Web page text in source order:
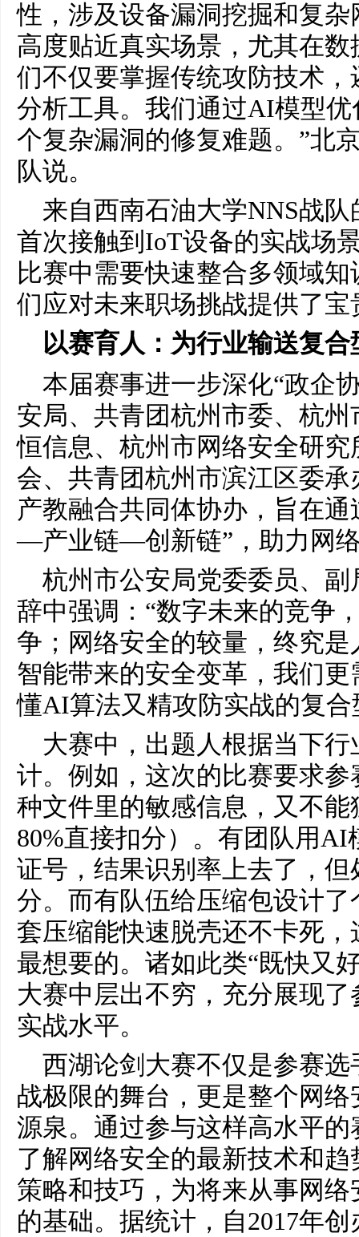
性，涉及设备漏洞挖掘和复
高度贴近真实场景，尤其在
们不仅要掌握传统攻防技术
分析工具。我们通过AI模型
个复杂漏洞的修复难题。”北
队说。
来自西南石油大学NNS战
首次接触到IoT设备的实战场
比赛中需要快速整合多领域
们应对未来职场挑战提供了宝
以赛育人：为行业输送复合
本届赛事进一步深化“政企
安局、共青团杭州市委、杭
恒信息、杭州市网络安全研
会、共青团杭州市滨江区委
产教融合共同体协办，旨在
—产业链—创新链”，助力网
杭州市公安局党委委员、
辞中强调：“数字未来的竞争
争；网络安全的较量，终究
智能带来的安全变革，我们
懂AI算法又精攻防实战的复合
大赛中，出题人根据当下
计。例如，这次的比赛要求
种文件里的敏感信息，又不
80%直接扣分）。有团队用
证号，结果识别率上去了，
分。而有队伍给压缩包设计了
套压缩能快速脱壳还不卡死
最想要的。诸如此类“既快又
大赛中层出不穷，充分展现
实战水平。
西湖论剑大赛不仅是参赛
战极限的舞台，更是整个网
源泉。通过参与这样高水平
了解网络安全的最新技术和
策略和技巧，为将来从事网
的基础。据统计，自2017年